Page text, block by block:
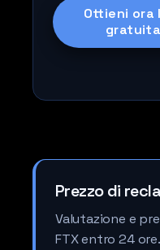
Ottieni ora
Prezzo di
Valutazione e
FTX entro 24